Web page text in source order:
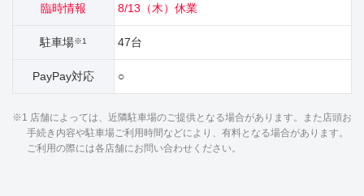
臨時情報 8/13（木）休業
駐車場※1 47台
PayPay対応 ○
※1 店舗によっては、近隣駐車場のご提供となる場合があります。また店頭お
手続き内容や駐車場ご利用時間などにより、有料となる場合があります。
ご利用の際には各店舗にお問い合わせください。